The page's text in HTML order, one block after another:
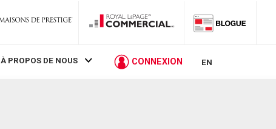
À PROPOS DE NOUS CONNEXION EN